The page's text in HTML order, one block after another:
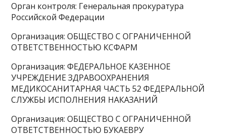
Орган контроля: Генеральная прокуратура
Российской Федерации
Организация: ОБЩЕСТВО С ОГРАНИЧЕННОЙ
ОТВЕТСТВЕННОСТЬЮ КСФАРМ
Организация: ФЕДЕРАЛЬНОЕ КАЗЕННОЕ
УЧРЕЖДЕНИЕ ЗДРАВООХРАНЕНИЯ
МЕДИКОСАНИТАРНАЯ ЧАСТЬ 52 ФЕДЕРАЛЬНОЙ
СЛУЖБЫ ИСПОЛНЕНИЯ НАКАЗАНИЙ
Организация: ОБЩЕСТВО С ОГРАНИЧЕННОЙ
ОТВЕТСТВЕННОСТЬЮ БУКАЕВРУ